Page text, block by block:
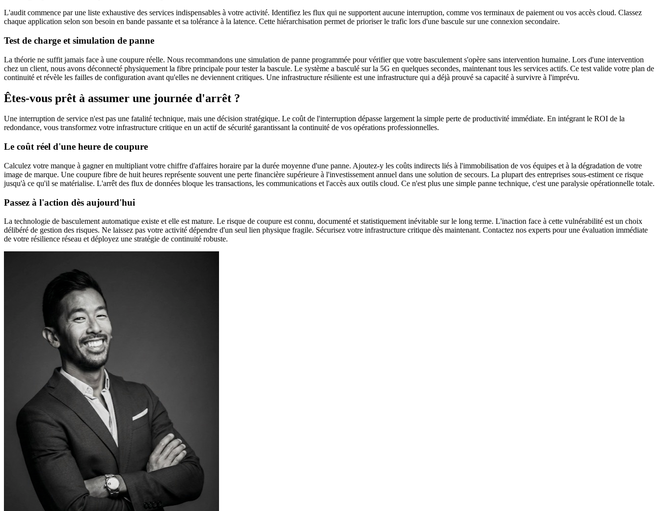
L'audit commence par une liste exhaustive des services indispensables à votre activité. Identifiez les flux qui ne supportent aucune interruption, comme vos terminaux de paiement ou vos accès cloud. Classez
chaque application selon son besoin en bande passante et sa tolérance à la latence. Cette hiérarchisation permet de prioriser le trafic lors d'une bascule sur une connexion secondaire.
Test de charge et simulation de panne
La théorie ne suffit jamais face à une coupure réelle. Nous recommandons une simulation de panne programmée pour vérifier que votre basculement s'opère sans intervention humaine. Lors d'une intervention
chez un client, nous avons déconnecté physiquement la fibre principale pour tester la bascule. Le système a basculé sur la 5G en quelques secondes, maintenant tous les services actifs. Ce test valide votre plan de
continuité et révèle les failles de configuration avant qu'elles ne deviennent critiques. Une infrastructure résiliente est une infrastructure qui a déjà prouvé sa capacité à survivre à l'imprévu.
Êtes-vous prêt à assumer une journée d'arrêt ?
Une interruption de service n'est pas une fatalité technique, mais une décision stratégique. Le coût de l'interruption dépasse largement la simple perte de productivité immédiate. En intégrant le ROI de la
redondance, vous transformez votre infrastructure critique en un actif de sécurité garantissant la continuité de vos opérations professionnelles.
Le coût réel d'une heure de coupure
Calculez votre manque à gagner en multipliant votre chiffre d'affaires horaire par la durée moyenne d'une panne. Ajoutez-y les coûts indirects liés à l'immobilisation de vos équipes et à la dégradation de votre
image de marque. Une coupure fibre de huit heures représente souvent une perte financière supérieure à l'investissement annuel dans une solution de secours. La plupart des entreprises sous-estiment ce risque
jusqu'à ce qu'il se matérialise. L'arrêt des flux de données bloque les transactions, les communications et l'accès aux outils cloud. Ce n'est plus une simple panne technique, c'est une paralysie opérationnelle totale.
Passez à l'action dès aujourd'hui
La technologie de basculement automatique existe et elle est mature. Le risque de coupure est connu, documenté et statistiquement inévitable sur le long terme. L'inaction face à cette vulnérabilité est un choix
délibéré de gestion des risques. Ne laissez pas votre activité dépendre d'un seul lien physique fragile. Sécurisez votre infrastructure critique dès maintenant. Contactez nos experts pour une évaluation immédiate
de votre résilience réseau et déployez une stratégie de continuité robuste.